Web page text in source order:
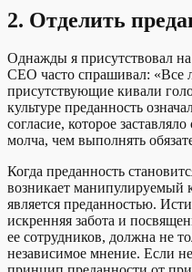
2. Отделить
Однажды я присутствовал
CEO часто спрашивал: «Все
присутствующие кивали
культуре преданность
согласие, которое
молча, чем выполнять
Когда преданность
возникает манипулируемый
является преданностью.
искренняя забота и
ее сотрудников, должна не
независимое мнение. Если